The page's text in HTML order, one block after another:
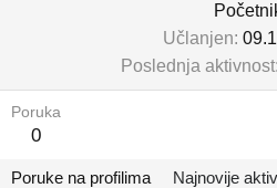
Učlanjen
Poslednja aktivnost
Poruka
0
Poruke na profilima Najnovije